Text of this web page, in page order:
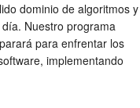
dominio de algoritmos y
Nuestro programa
para enfrentar los
implementando